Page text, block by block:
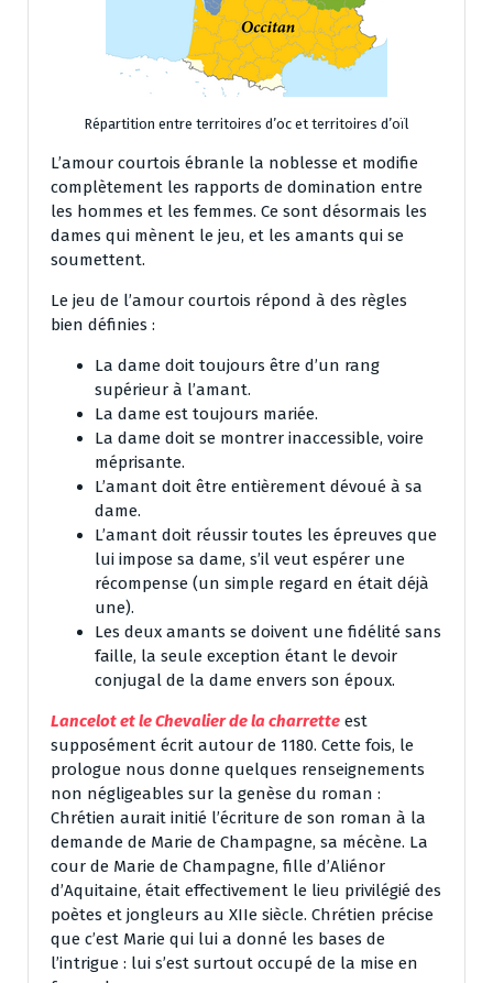
Répartition entre territoires d’oc et territoires d’oïl
L’amour courtois ébranle la noblesse et modifie
complètement les rapports de domination entre
les hommes et les femmes. Ce sont désormais les
dames qui mènent le jeu, et les amants qui se
soumettent.
Le jeu de l’amour courtois répond à des règles
bien définies :
La dame doit toujours être d’un rang
supérieur à l’amant.
La dame est toujours mariée.
La dame doit se montrer inaccessible, voire
méprisante.
L’amant doit être entièrement dévoué à sa
dame.
L’amant doit réussir toutes les épreuves que
lui impose sa dame, s’il veut espérer une
récompense (un simple regard en était déjà
une).
Les deux amants se doivent une fidélité sans
faille, la seule exception étant le devoir
conjugal de la dame envers son époux.
Lancelot et le Chevalier de la charrette est
supposément écrit autour de 1180. Cette fois, le
prologue nous donne quelques renseignements
non négligeables sur la genèse du roman :
Chrétien aurait initié l’écriture de son roman à la
demande de Marie de Champagne, sa mécène. La
cour de Marie de Champagne, fille d’Aliénor
d’Aquitaine, était effectivement le lieu privilégié des
poètes et jongleurs au XIIe siècle. Chrétien précise
que c’est Marie qui lui a donné les bases de
l’intrigue : lui s’est surtout occupé de la mise en